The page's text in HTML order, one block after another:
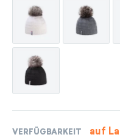
VERFÜGBARKEIT
auf